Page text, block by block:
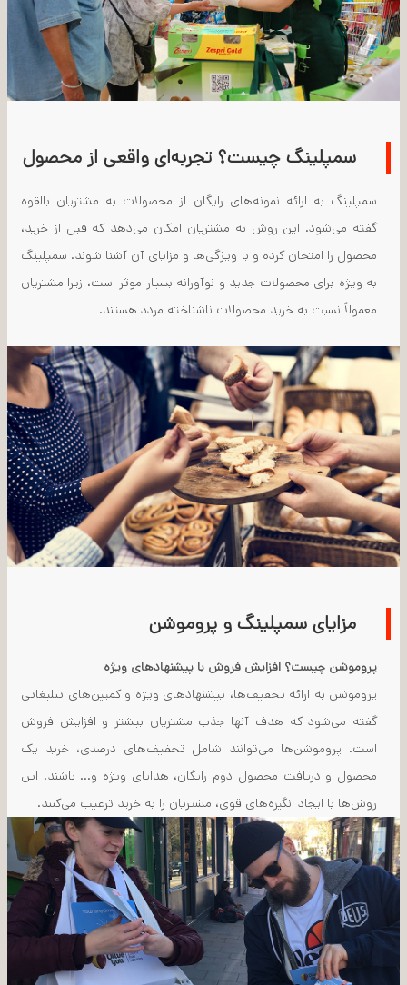
سمپلینگ چیست؟ تجربه‌ای واقعی از محصول
سمپلینگ به ارائه نمونه‌های رایگان از محصولات به مشتریان بالقوه
گفته می‌شود. این روش به مشتریان امکان می‌دهد که قبل از خرید،
محصول را امتحان کرده و با ویژگی‌ها و مزایای آن آشنا شوند. سمپلینگ
به ویژه برای محصولات جدید و نوآورانه بسیار موثر است، زیرا مشتریان
معمولاً نسبت به خرید محصولات ناشناخته مردد هستند.
مزایای سمپلینگ و پروموشن
پروموشن چیست؟ افزایش فروش با پیشنهادهای ویژه
پروموشن به ارائه تخفیف‌ها، پیشنهادهای ویژه و کمپین‌های تبلیغاتی
گفته می‌شود که هدف آنها جذب مشتریان بیشتر و افزایش فروش
است. پروموشن‌ها می‌توانند شامل تخفیف‌های درصدی، خرید یک
محصول و دریافت محصول دوم رایگان، هدایای ویژه و... باشند. این
روش‌ها با ایجاد انگیزه‌های قوی، مشتریان را به خرید ترغیب می‌کنند.